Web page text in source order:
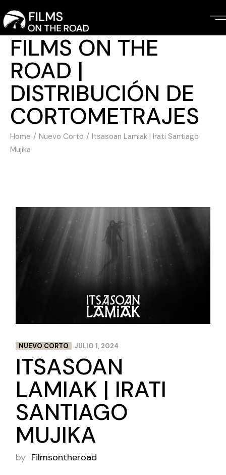
FILMS ON THE
ROAD |
DISTRIBUCIÓN DE
CORTOMETRAJES
Home Nuevo Corto
Itsasoan Lamiak | Irati Santiago
Mujika
NUEVO CORTO JULIO 1, 2024
ITSASOAN
LAMIAK | IRATI
SANTIAGO
MUJIKA
by Filmsontheroad